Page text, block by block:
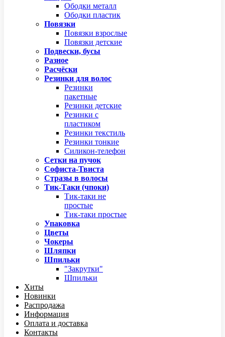
Ободки металл
Ободки пластик
Повязки
Повязки взрослые
Повязки детские
Подвески, бусы
Разное
Расчёски
Резинки для волос
Резинки
пакетные
Резинки детские
Резинки с
пластиком
Резинки текстиль
Резинки тонкие
Силикон-телефон
Сетки на пучок
Софиста-Твиста
Стразы в волосы
Тик-Таки (чпоки)
Тик-таки не
простые
Тик-таки простые
Упаковка
Цветы
Чокеры
Шляпки
Шпильки
"Закрутки"
Шпильки
Хиты
Новинки
Распродажа
Информация
Оплата и доставка
Контакты